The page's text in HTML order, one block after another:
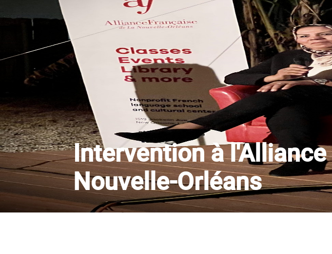
Intervention à
Nouvelle-Orléans